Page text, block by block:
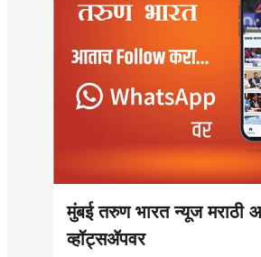
मुंबई तरुण भारत न्यूज मराठी
व्हॉट्सॲपवर